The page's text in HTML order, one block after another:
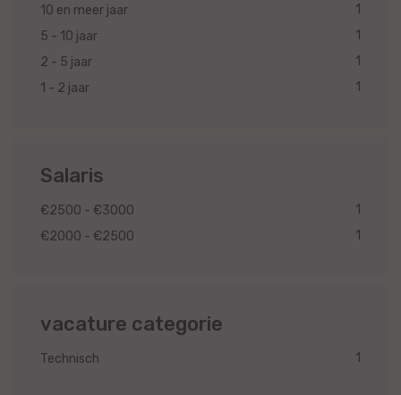
10 en meer jaar
1
5 - 10 jaar
1
2 - 5 jaar
1
1 - 2 jaar
1
Salaris
€2500 - €3000
1
€2000 - €2500
1
vacature categorie
Technisch 1